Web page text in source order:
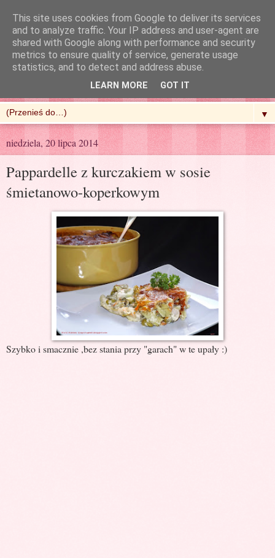
R'n'G Kitchen
▼
niedziela, 20 lipca 2014
Pappardelle z kurczakiem w sosie
śmietanowo-koperkowym
Szybko i smacznie ,bez stania przy "garach" w te upały :)
This site uses cookies from Google to deliver its services
and to analyze traffic. Your IP address and user-agent are
shared with Google along with performance and security
metrics to ensure quality of service, generate usage
statistics, and to detect and address abuse.
LEARN MORE GOT IT